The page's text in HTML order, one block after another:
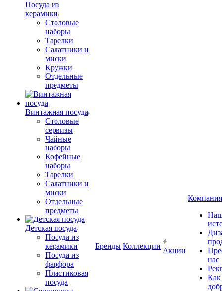
Посуда из
керамики
Столовые
наборы
Тарелки
Салатники и
миски
Кружки
Отдельные
предметы
Винтажная посуда
Столовые
сервизы
Чайные
наборы
Кофейные
наборы
Тарелки
Салатники и
миски
Отдельные
предметы
Детская посуда
Посуда из
керамики
Посуда из
фарфора
Пластиковая
посуда
Бренды Коллекции
Акции
Компания
нас
Как